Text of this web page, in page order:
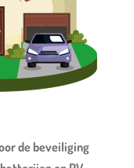
de beveiliging